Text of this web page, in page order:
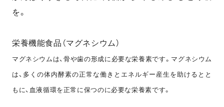
を。
栄養機能食品（マグネシウム）
マグネシウムは、骨や歯の形成に必要な栄養素です。マグネシウム
は、多くの体内酵素の正常な働きとエネルギー産生を助けるとと
もに、血液循環を正常に保つのに必要な栄養素です。